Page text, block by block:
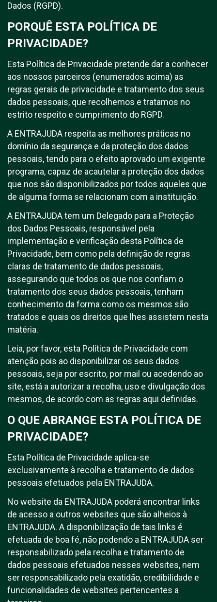
Dados (RGPD).
PORQUÊ ESTA POLÍTICA DE
PRIVACIDADE?
Esta Política de Privacidade pretende dar a conhecer
aos nossos parceiros (enumerados acima) as
regras gerais de privacidade e tratamento dos seus
dados pessoais, que recolhemos e tratamos no
estrito respeito e cumprimento do RGPD.
A ENTRAJUDA respeita as melhores práticas no
domínio da segurança e da proteção dos dados
pessoais, tendo para o efeito aprovado um exigente
programa, capaz de acautelar a proteção dos dados
que nos são disponibilizados por todos aqueles que
de alguma forma se relacionam com a instituição.
A ENTRAJUDA tem um Delegado para a Proteção
dos Dados Pessoais, responsável pela
implementação e verificação desta Política de
Privacidade, bem como pela definição de regras
claras de tratamento de dados pessoais,
assegurando que todos os que nos confiam o
tratamento dos seus dados pessoais, tenham
conhecimento da forma como os mesmos são
tratados e quais os direitos que lhes assistem nesta
matéria.
Leia, por favor, esta Política de Privacidade com
atenção pois ao disponibilizar os seus dados
pessoais, seja por escrito, por mail ou acedendo ao
site, está a autorizar a recolha, uso e divulgação dos
mesmos, de acordo com as regras aqui definidas.
O QUE ABRANGE ESTA POLÍTICA DE
PRIVACIDADE?
Esta Política de Privacidade aplica-se
exclusivamente à recolha e tratamento de dados
pessoais efetuados pela ENTRAJUDA.
No website da ENTRAJUDA poderá encontrar links
de acesso a outros websites que são alheios à
ENTRAJUDA. A disponibilização de tais links é
efetuada de boa fé, não podendo a ENTRAJUDA ser
responsabilizado pela recolha e tratamento de
dados pessoais efetuados nesses websites, nem
ser responsabilizado pela exatidão, credibilidade e
funcionalidades de websites pertencentes a